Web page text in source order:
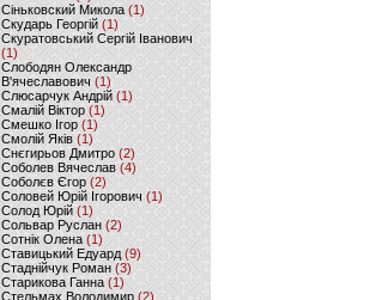
Сіньковский Микола(1)
Скударь Георгій (1)
Скуратовський Сергій Іванович
(1)
Слободян Олександр
В'ячеславович(1)
Слюсарчук Андрій(1)
Смалій Віктор (1)
Смешко Ігор (1)
Смолій Яків (1)
Снєгирьов Дмитро (2)
Соболев Вячеслав (4)
Соболєв Єгор(2)
Соловей Юрій Ігорович (1)
Солод Юрій (1)
Сольвар Руслан (2)
Сотнік Олена(1)
Ставицький Едуард (9)
Стаднійчук Роман(3)
Старикова Ганна (1)
Стельмах Володимир(2)